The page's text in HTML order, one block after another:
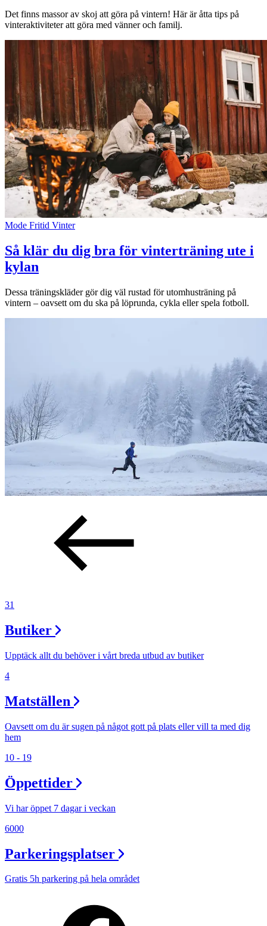
Det finns massor av skoj att göra på vintern! Här är åtta tips på
vinteraktiviteter att göra med vänner och familj.
Mode Fritid Vinter
Så klär du dig bra för vinterträning ute i
kylan
Dessa träningskläder gör dig väl rustad för utomhusträning på
vintern – oavsett om du ska på löprunda, cykla eller spela fotboll.
31
Butiker
Upptäck allt du behöver i vårt breda utbud av butiker
4
Matställen
Oavsett om du är sugen på något gott på plats eller vill ta med dig
hem
10 - 19
Öppettider
Vi har öppet 7 dagar i veckan
6000
Parkeringsplatser
Gratis 5h parkering på hela området